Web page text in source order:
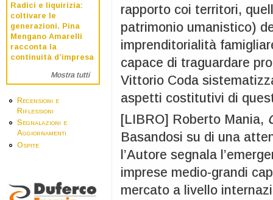
Radici e liquirizia:
coltivare le
generazioni. Pina
Mengano Amarelli
racconta la
continuità d’impresa
Mostra tutti
Recensioni e
Riflessioni
Segnalazioni e
Aggiornamenti
Ospite
rapporto coi territori,
patrimonio umanistico)
imprenditorialità
capace di traguardare
Vittorio Coda
aspetti costitutivi di
[LIBRO] Roberto Mania,
Basandosi su di una
l’Autore segnala
imprese medio-grandi
mercato a livello